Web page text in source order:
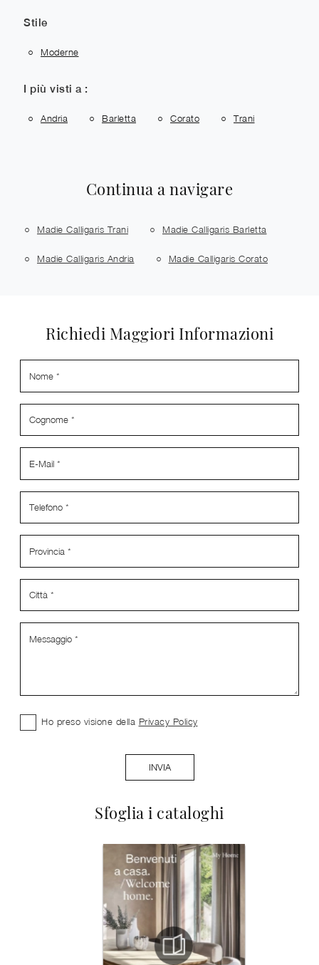
Stile
Moderne
I più visti a :
Andria Barletta Corato Trani
Continua a navigare
Madie Calligaris Trani Madie Calligaris Barletta
Madie Calligaris Andria Madie Calligaris Corato
Sfoglia i cataloghi
Richiedi Maggiori Informazioni
Ho preso visione della Privacy Policy
INVIA